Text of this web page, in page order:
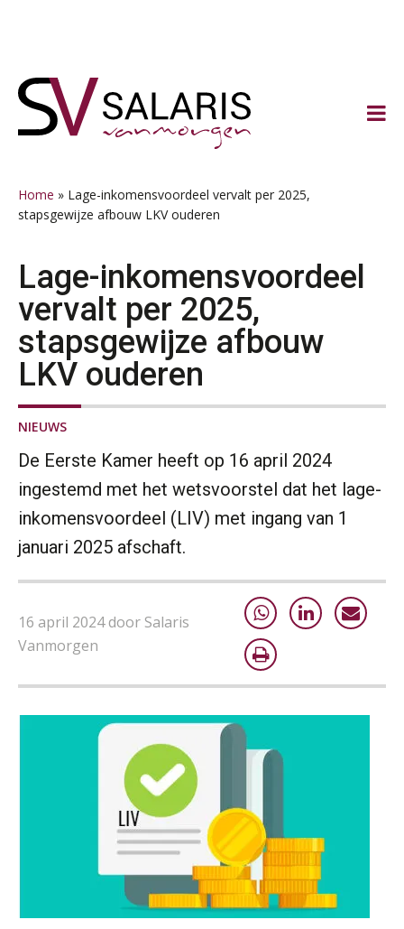
naar
hoofdnavigatie
naar
hoofd
naar
eerste
naar
voettekst
Home » Lage-inkomensvoordeel vervalt per 2025,
stapsgewijze afbouw LKV ouderen
Lage-inkomensvoordeel
vervalt per 2025,
stapsgewijze afbouw
LKV ouderen
NIEUWS
De Eerste Kamer heeft op 16 april 2024
ingestemd met het wetsvoorstel dat het lage-
inkomensvoordeel (LIV) met ingang van 1
januari 2025 afschaft.
16 april 2024 door Salaris
Vanmorgen
Markus Verbeek Praehep
HBO Programma Manager Payroll Services & Benefits
Markus Verbeek Praehep
17
Module Arbeidsrecht en Sociale Zekerheid VPS